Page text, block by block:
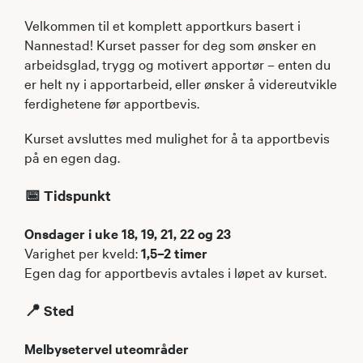
Velkommen til et komplett apportkurs basert i
Nannestad! Kurset passer for deg som ønsker en
arbeidsglad, trygg og motivert apportør – enten du
er helt ny i apportarbeid, eller ønsker å videreutvikle
ferdighetene før apportbevis.
Kurset avsluttes med mulighet for å ta apportbevis
på en egen dag.
📅 Tidspunkt
Onsdager i uke 18, 19, 21, 22 og 23
Varighet per kveld:1,5–2 timer
Egen dag for apportbevis avtales i løpet av kurset.
📍 Sted
Melbysetervel uteområder